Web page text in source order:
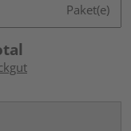
Paket(e)